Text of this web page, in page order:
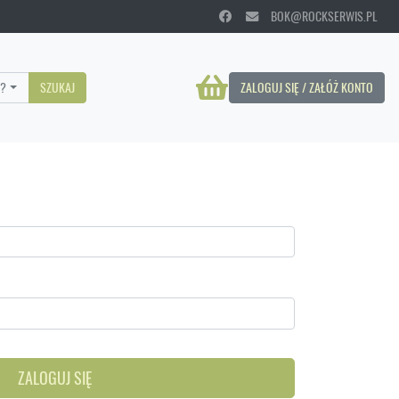
BOK@ROCKSERWIS.PL
ZALOGUJ SIĘ / ZAŁÓŻ KONTO
SZUKAJ
ZALOGUJ SIĘ